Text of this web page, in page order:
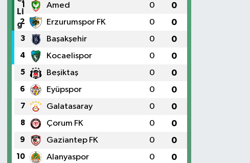
1 Amed 0 0
2 Erzurumspor FK 0 0
3 Başakşehir 0 0
4 Kocaelispor 0 0
5 Beşiktaş 0 0
6 Eyüpspor 0 0
7 Galatasaray 0 0
8 Çorum FK 0 0
9 Gaziantep FK 0 0
10 Alanyaspor 0 0